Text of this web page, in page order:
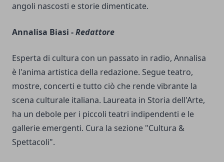
angoli nascosti e storie dimenticate.
Annalisa Biasi -Redattore
Esperta di cultura con un passato in radio, Annalisa
è l'anima artistica della redazione. Segue teatro,
mostre, concerti e tutto ciò che rende vibrante la
scena culturale italiana. Laureata in Storia dell'Arte,
ha un debole per i piccoli teatri indipendenti e le
gallerie emergenti. Cura la sezione "Cultura &
Spettacoli".